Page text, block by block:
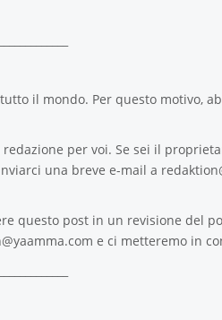
il mondo. Per questo motivo,
per voi. Se sei il
una breve e-mail a
questo post in un revisione del
e ci metteremo in